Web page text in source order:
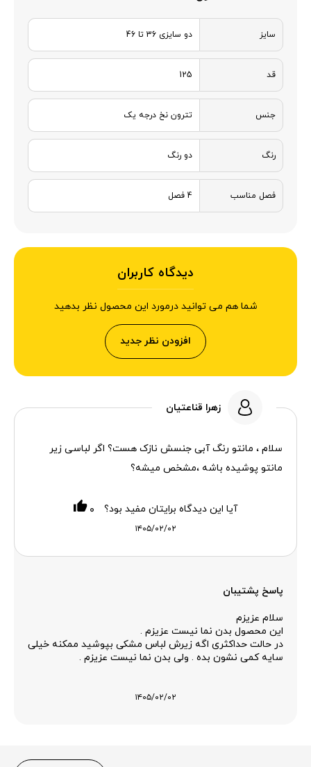
سایز دو سایزی 36 تا 46
قد 125
جنس تترون نخ درجه یک
رنگ دو رنگ
فصل مناسب 4 فصل
دیدگاه کاربران
شما هم می توانید درمورد این محصول نظر بدهید
افزودن نظر جدید
زهرا قناعتیان
سلام ، مانتو رنگ آبی جنسش نازک هست؟ اگر لباسی زیر
مانتو پوشیده باشه ،مشخص میشه؟
۱۴۰۵/۰۲/۰۲
آیا این دیدگاه برایتان مفید بود؟ ۰
پاسخ پشتیبان
سلام عزیزم
این محصول بدن نما نیست عزیزم .
در حالت حداکثری اگه زیرش لباس مشکی بپوشید ممکنه خیلی
سایه کمی نشون بده . ولی بدن نما نیست عزیزم .
۱۴۰۵/۰۲/۰۲